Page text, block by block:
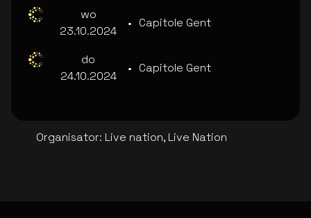
wo
23.10.2024
• Capitole Gent
do
24.10.2024
• Capitole Gent
Organisator: Live nation, Live Nation